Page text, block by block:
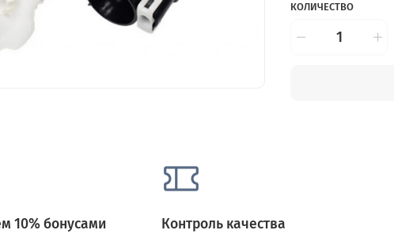
КОЛИЧЕСТВО
10% бонусами Контроль качества